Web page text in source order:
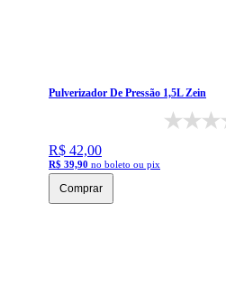
Pulverizador De Pressão 1,5L Zein
R$ 42,00
R$ 39,90 no boleto ou pix
Comprar